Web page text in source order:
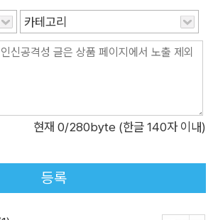
싶은 독자에게는 제3부를 먼저 읽는 것
걸친 제3부는 『수용소군도』의 핵심이라
나의 속임수와 편법이 모여 거대한 속임수
를 떠받치고 있다는 내용의 제5장 <군도
용소의 여자들>과 제17장 <연소자들>
는 소비에트
치범들을 통제 및 억압하는 데 일반 형사
로 들어온 사람들)을 이용했다는 것이다.
묵인 아래 정치범들의 모든 소지품을 빼
카테고리
현재 0/280byte (한글 140자 이내)
등록